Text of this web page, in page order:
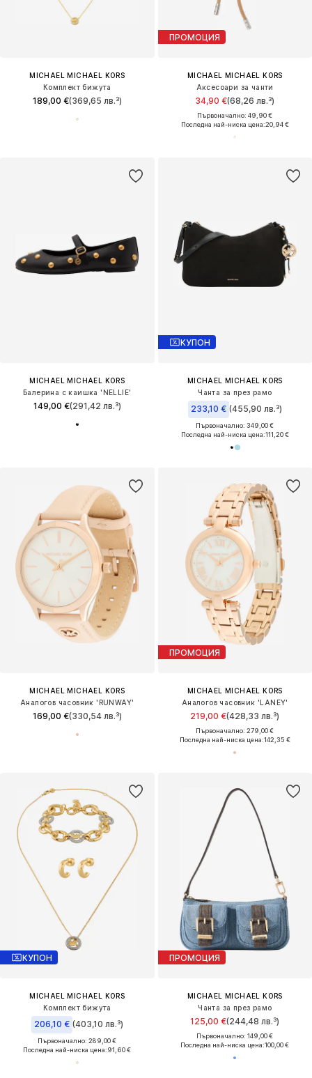
MICHAEL MICHAEL KORS
Комплект бижута
189,00 €(369,65 лв.³)
ПРОМОЦИЯ
MICHAEL MICHAEL KORS
Аксесоари за чанти
34,90 €(68,26 лв.³)
Първоначално: 49,90 €
Последна най-ниска цена:20,94 €
MICHAEL MICHAEL KORS
Балерина с каишка 'NELLIE'
149,00 €(291,42 лв.³)
КУПОН
MICHAEL MICHAEL KORS
Чанта за през рамо
233,10 € (455,90 лв.³)
Първоначално: 349,00 €
Последна най-ниска цена:111,20 €
MICHAEL MICHAEL KORS
Аналогов часовник 'RUNWAY'
169,00 €(330,54 лв.³)
ПРОМОЦИЯ
MICHAEL MICHAEL KORS
Аналогов часовник 'LANEY'
219,00 €(428,33 лв.³)
Първоначално: 279,00 €
Последна най-ниска цена:142,35 €
КУПОН
MICHAEL MICHAEL KORS
Комплект бижута
206,10 € (403,10 лв.³)
Първоначално: 289,00 €
Последна най-ниска цена:91,60 €
ПРОМОЦИЯ
MICHAEL MICHAEL KORS
Чанта за през рамо
125,00 €(244,48 лв.³)
Първоначално: 149,00 €
Последна най-ниска цена:100,00 €